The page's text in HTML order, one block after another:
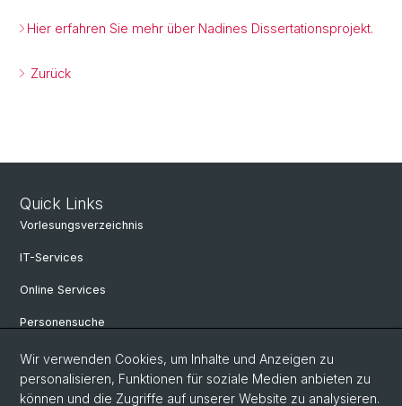
Hier erfahren Sie mehr über Nadines Dissertationsprojekt.
Zurück
Quick Links
Vorlesungsverzeichnis
IT-Services
Online Services
Personensuche
Personeninfo
Professur für Osteuropäische Geschichte
Wir verwenden Cookies, um Inhalte und Anzeigen zu
personalisieren, Funktionen für soziale Medien anbieten zu
können und die Zugriffe auf unserer Website zu analysieren.